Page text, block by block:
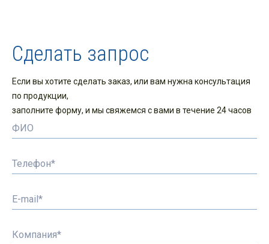
Сделать запрос
Если вы хотите сделать заказ, или вам нужна консультация
по продукции,
заполните форму, и мы свяжемся с вами в течение 24 часов